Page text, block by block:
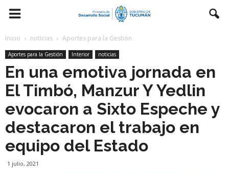
Inicio noticias Aportes para la Gestión
Aportes para la Gestión Interior noticias
En una emotiva jornada en
El Timbó, Manzur Y Yedlin
evocaron a Sixto Espeche y
destacaron el trabajo en
equipo del Estado
1 julio, 2021